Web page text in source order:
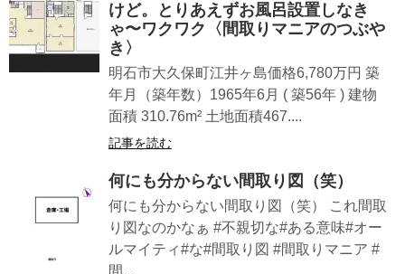
けど。とりあえずお風呂設置しなき
ゃ〜ワクワク〈間取りマニアのつぶや
き〉
明石市大久保町江井ヶ島価格6,780万円 築
年月（築年数）1965年6月 ( 築56年 ) 建物
面積 310.76m² 土地面積467....
記事を読む
何にも分からない間取り図（笑）
何にも分からない間取り図（笑） これ間取
り図なのかなぁ #不親切な#ある意味#オー
ルマイティ#な#間取り図 #間取りマニア #
間...